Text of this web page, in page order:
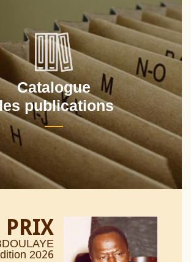
Catalogue
publications
PRIX
2026